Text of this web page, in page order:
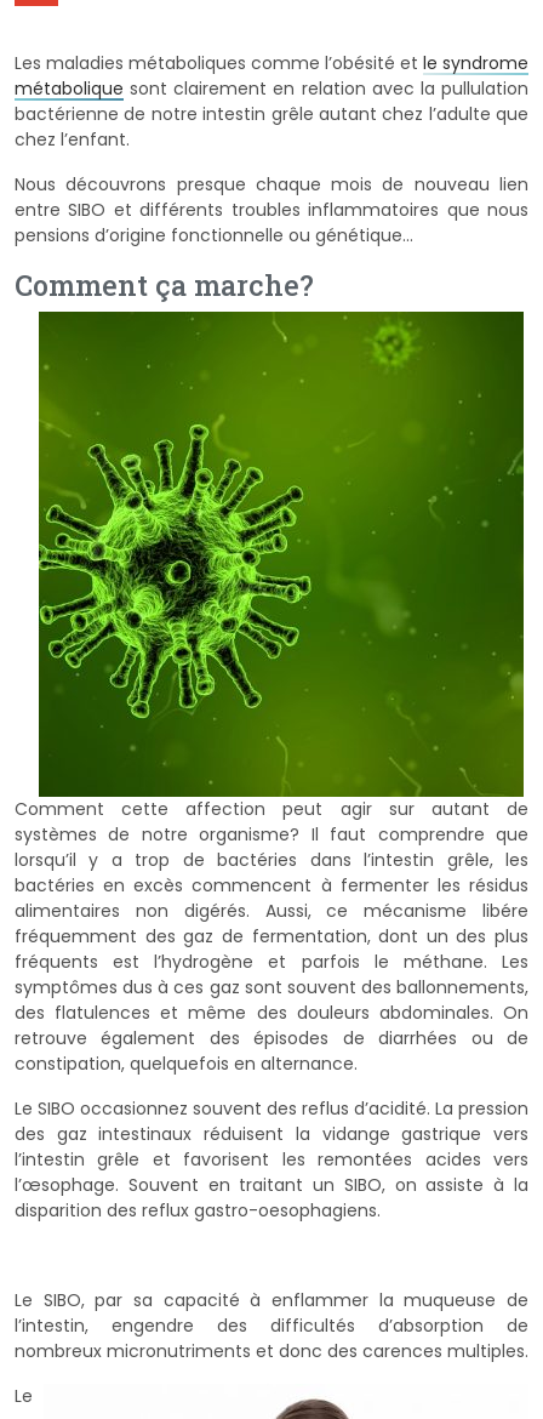
Les maladies métaboliques comme l’obésité et le syndrome
métabolique sont clairement en relation avec la pullulation
bactérienne de notre intestin grêle autant chez l’adulte que
chez l’enfant.
Nous découvrons presque chaque mois de nouveau lien
entre SIBO et différents troubles inflammatoires que nous
pensions d’origine fonctionnelle ou génétique…
Comment ça marche?
Comment cette affection peut agir sur autant de
systèmes de notre organisme? Il faut comprendre que
lorsqu’il y a trop de bactéries dans l’intestin grêle, les
bactéries en excès commencent à fermenter les résidus
alimentaires non digérés. Aussi, ce mécanisme libére
fréquemment des gaz de fermentation, dont un des plus
fréquents est l’hydrogène et parfois le méthane. Les
symptômes dus à ces gaz sont souvent des ballonnements,
des flatulences et même des douleurs abdominales. On
retrouve également des épisodes de diarrhées ou de
constipation, quelquefois en alternance.
Le SIBO occasionnez souvent des reflus d’acidité. La pression
des gaz intestinaux réduisent la vidange gastrique vers
l’intestin grêle et favorisent les remontées acides vers
l’œsophage. Souvent en traitant un SIBO, on assiste à la
disparition des reflux gastro-oesophagiens.
Le SIBO, par sa capacité à enflammer la muqueuse de
l’intestin, engendre des difficultés d’absorption de
nombreux micronutriments et donc des carences multiples.
Le